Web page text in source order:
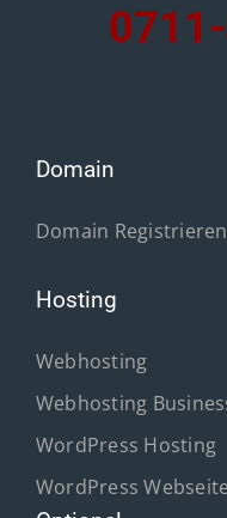
Domain
Domain Registrieren
Hosting
Webhosting
Webhosting
WordPress Hosting
WordPress Webseite